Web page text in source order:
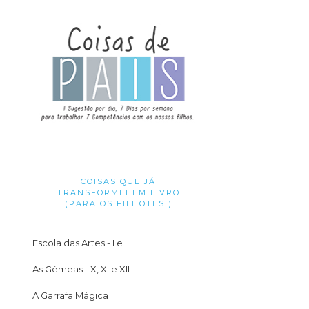
COISAS QUE JÁ
TRANSFORMEI EM LIVRO
(PARA OS FILHOTES!)
Escola das Artes - I e II
As Gémeas - X, XI e XII
A Garrafa Mágica